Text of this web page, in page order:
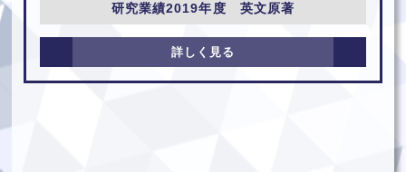
研究業績2019年度 英文原著
詳しく見る